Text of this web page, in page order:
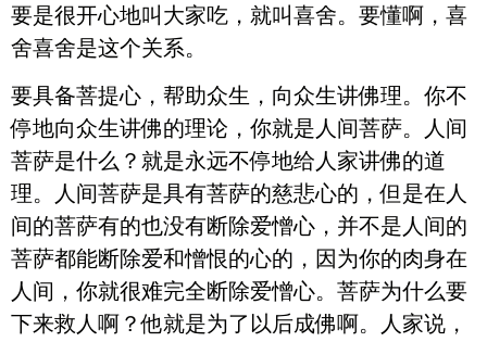
要是很开心地叫大家吃，就叫喜舍。要懂啊，喜
舍喜舍是这个关系。
要具备菩提心，帮助众生，向众生讲佛理。你不
停地向众生讲佛的理论，你就是人间菩萨。人间
菩萨是什么？就是永远不停地给人家讲佛的道
理。人间菩萨是具有菩萨的慈悲心的，但是在人
间的菩萨有的也没有断除爱憎心，并不是人间的
菩萨都能断除爱和憎恨的心的，因为你的肉身在
人间，你就很难完全断除爱憎心。菩萨为什么要
下来救人啊？他就是为了以后成佛啊。人家说，